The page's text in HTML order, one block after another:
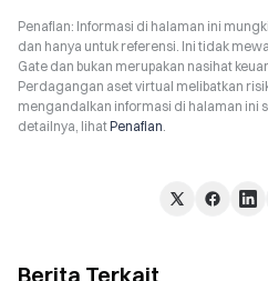
Penafian: Informasi di halaman ini
dan hanya untuk referensi. Ini tidak
Gate dan bukan merupakan nasihat
Perdagangan aset virtual melibatkan
mengandalkan informasi di halaman ini
detailnya, lihatPenafian.
Berita Terkait